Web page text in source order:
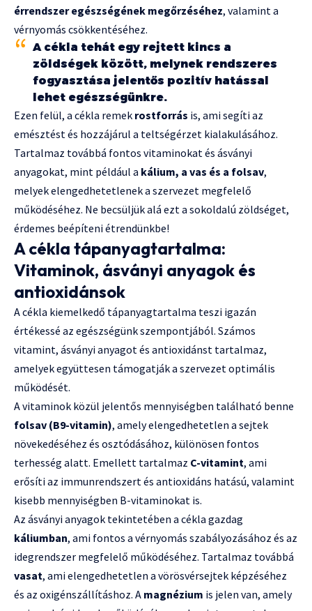
érrendszer egészségének megőrzéséhez, valamint a
vérnyomás csökkentéséhez.
A cékla tehát egy rejtett kincs a
zöldségek között, melynek rendszeres
fogyasztása jelentős pozitív hatással
lehet egészségünkre.
Ezen felül, a cékla remek rostforrás is, ami segíti az
emésztést és hozzájárul a teltségérzet kialakulásához.
Tartalmaz továbbá fontos vitaminokat és ásványi
anyagokat, mint például a kálium, a vas és a folsav,
melyek elengedhetetlenek a szervezet megfelelő
működéséhez. Ne becsüljük alá ezt a sokoldalú zöldséget,
érdemes beépíteni étrendünkbe!
A cékla tápanyagtartalma:
Vitaminok, ásványi anyagok és
antioxidánsok
A cékla kiemelkedő tápanyagtartalma teszi igazán
értékessé az egészségünk szempontjából. Számos
vitamint, ásványi anyagot és antioxidánst tartalmaz,
amelyek együttesen támogatják a szervezet optimális
működését.
A vitaminok közül jelentős mennyiségben található benne
folsav (B9-vitamin), amely elengedhetetlen a sejtek
növekedéséhez és osztódásához, különösen fontos
terhesség alatt. Emellett tartalmaz C-vitamint, ami
erősíti az immunrendszert és antioxidáns hatású, valamint
kisebb mennyiségben B-vitaminokat is.
Az ásványi anyagok tekintetében a cékla gazdag
káliumban, ami fontos a vérnyomás szabályozásához és az
idegrendszer megfelelő működéséhez. Tartalmaz továbbá
vasat, ami elengedhetetlen a vörösvérsejtek képzéséhez
és az oxigénszállításhoz. A magnézium is jelen van, amely